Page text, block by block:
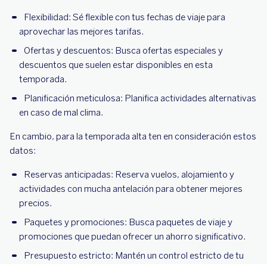
Flexibilidad: Sé flexible con tus fechas de viaje para
aprovechar las mejores tarifas.
Ofertas y descuentos: Busca ofertas especiales y
descuentos que suelen estar disponibles en esta
temporada.
Planificación meticulosa: Planifica actividades alternativas
en caso de mal clima.
En cambio, para la temporada alta ten en consideración estos
datos:
Reservas anticipadas: Reserva vuelos, alojamiento y
actividades con mucha antelación para obtener mejores
precios.
Paquetes y promociones: Busca paquetes de viaje y
promociones que puedan ofrecer un ahorro significativo.
Presupuesto estricto: Mantén un control estricto de tu